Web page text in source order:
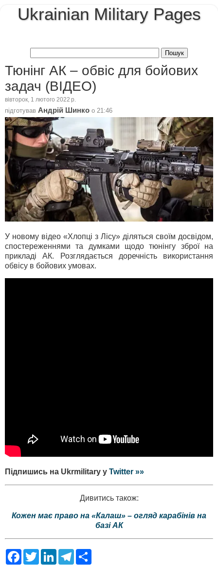
Ukrainian Military Pages
Тюнінг АК – обвіс для бойових
задач (ВІДЕО)
вівторок, 1 лютого 2022 р.
підготував Андрій Шинко о 21:46
У новому відео «Хлопці з Лісу» діляться своїм досвідом,
спостереженнями та думками щодо тюнінгу зброї на
прикладі АК. Розглядається доречність використання
обвісу в бойових умовах.
Підпишись на Ukrmilitary у Twitter »»
Дивитись також:
Кожен має право на «Калаш» – огляд карабінів на
базі АК
F
T
L
T